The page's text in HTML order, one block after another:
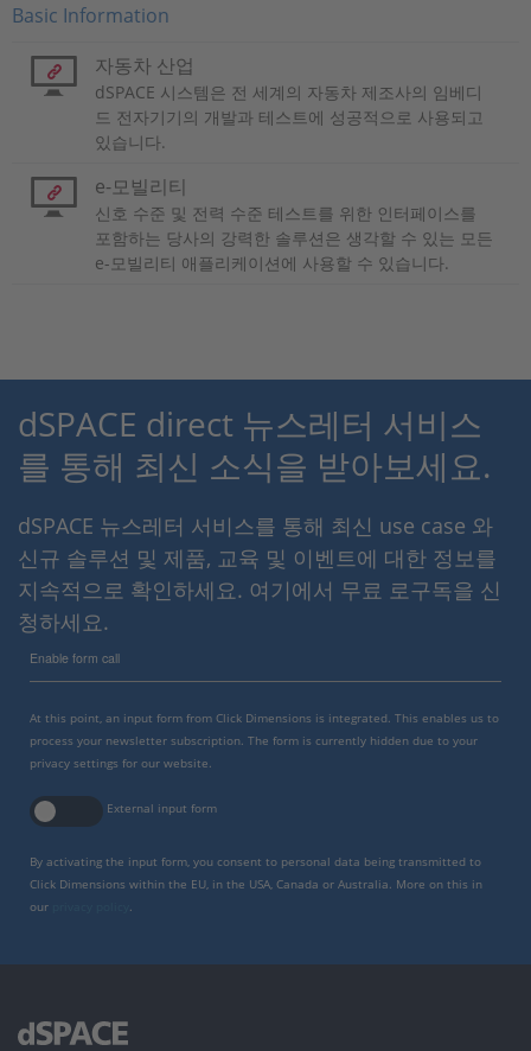
Basic Information
자동차 산업
dSPACE 시스템은 전 세계의 자동차 제조사의 임베디
드 전자기기의 개발과 테스트에 성공적으로 사용되고
있습니다.
e-모빌리티
신호 수준 및 전력 수준 테스트를 위한 인터페이스를
포함하는 당사의 강력한 솔루션은 생각할 수 있는 모든
e-모빌리티 애플리케이션에 사용할 수 있습니다.
dSPACE direct 뉴스레터 서비스
를 통해 최신 소식을 받아보세요.
dSPACE 뉴스레터 서비스를 통해 최신 use case 와
신규 솔루션 및 제품, 교육 및 이벤트에 대한 정보를
지속적으로 확인하세요. 여기에서 무료 로구독을 신
청하세요.
Enable form call
At this point, an input form from Click Dimensions is integrated. This enables us to
process your newsletter subscription. The form is currently hidden due to your
privacy settings for our website.
External input form
By activating the input form, you consent to personal data being transmitted to
Click Dimensions within the EU, in the USA, Canada or Australia. More on this in
our
.